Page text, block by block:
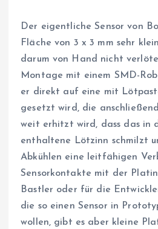
Der eigentliche Sensor von
Fläche von 3 x 3 mm sehr
darum von Hand nicht
Montage mit einem SMD-
er direkt auf eine mit
gesetzt wird, die
weit erhitzt wird, dass das in
enthaltene Lötzinn schmilzt
Abkühlen eine leitfähigen
Sensorkontakte mit der
Bastler oder für die
die so einen Sensor in
wollen, gibt es aber kleine